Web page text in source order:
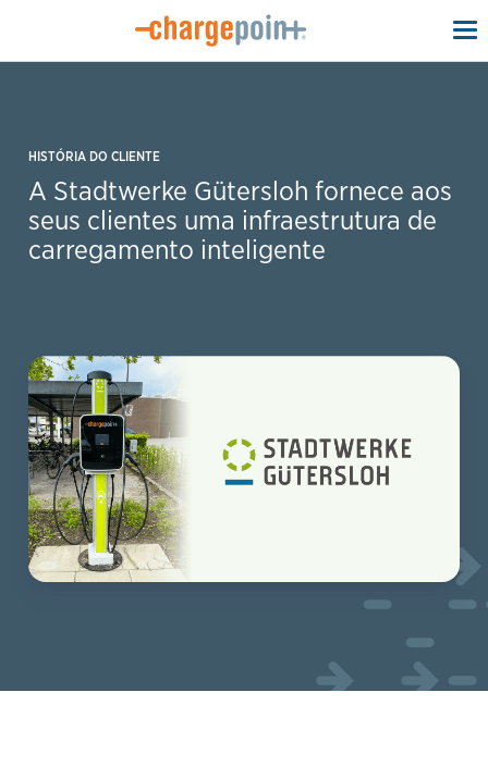
HISTÓRIA DO CLIENTE
A Stadtwerke Gütersloh fornece aos
seus clientes uma infraestrutura de
carregamento inteligente